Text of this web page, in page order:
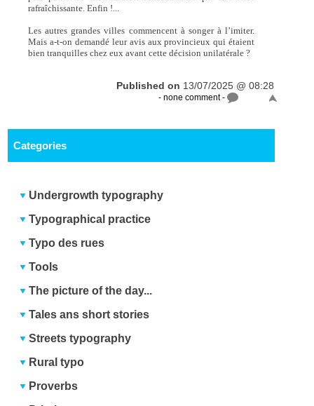
rafraîchissante. Enfin !...
Les autres grandes villes commencent à songer à l’imiter.
Mais a-t-on demandé leur avis aux provincieux qui étaient
bien tranquilles chez eux avant cette décision unilatérale ?
Published on 13/07/2025 @ 08:28
- none comment -
Categories
Undergrowth typography
Typographical practice
Typo des rues
Tools
The picture of the day...
Tales ans short stories
Streets typography
Rural typo
Proverbs